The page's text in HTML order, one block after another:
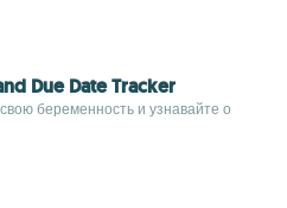
Due Date Tracker
беременность и узнавайте о